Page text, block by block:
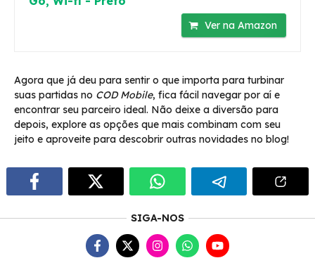
Ver na Amazon
Agora que já deu para sentir o que importa para turbinar
suas partidas no COD Mobile, fica fácil navegar por aí e
encontrar seu parceiro ideal. Não deixe a diversão para
depois, explore as opções que mais combinam com seu
jeito e aproveite para descobrir outras novidades no blog!
SIGA-NOS